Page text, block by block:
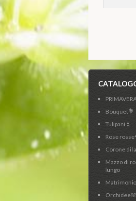
Bouquet💐
Tulipani🌷
Rose
Corone di
Mazzo di
lungo
Orchidee🌸